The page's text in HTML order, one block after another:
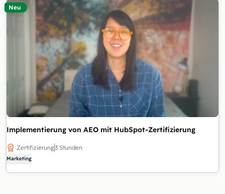
Neu
Implementierung von AEO mit HubSpot-Zertifizierung
Zertifizierung3 Stunden
Marketing